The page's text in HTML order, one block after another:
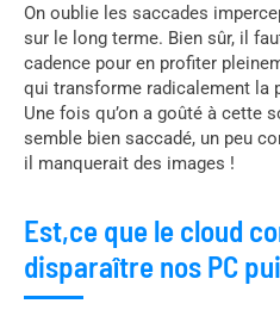
On oublie les saccades
sur le long terme. Bien sûr, il
cadence pour en profiter
qui transforme radicalement la
Une fois qu’on a goûté à cette
semble bien saccadé, un peu
il manquerait des images !
Est,ce que le cloud
disparaître nos PC